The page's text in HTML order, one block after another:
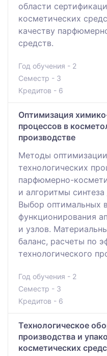
области
косметических
качеству
средств.
Год обучения - 2
Семестр - 3
Кредитов - 6
Оптимизация
процессов в
производстве
Методы
технологических
парфюмерно-
и алгоритмы
Выбор оптимальных
функционирования
и узлов.
баланс, расчеты по
технологического
Год обучения - 2
Семестр - 3
Кредитов - 6
Технологическое
производства и
косметических